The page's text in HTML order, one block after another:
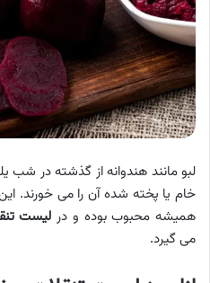
لبو مانند هندوانه از گذشته در
خام یا پخته شده آن را می
همیشه محبوب بوده و در لیست
می گیرد.